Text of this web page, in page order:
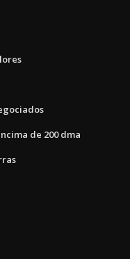
de 200 dma